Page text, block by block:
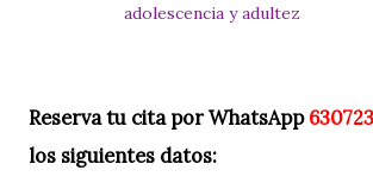
adolescencia y adultez
Reserva tu cita por WhatsApp
los siguientes datos: